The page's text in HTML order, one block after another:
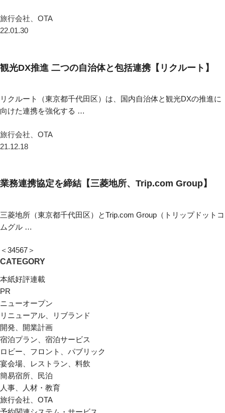
旅行会社、OTA
22.01.30
観光DX推進 二つの自治体と包括連携【リクルート】
リクルート（東京都千代田区）は、国内自治体と観光DXの推進に
向けた連携を強化する …
旅行会社、OTA
21.12.18
業務連携協定を締結【三菱地所、Trip.com Group】
三菱地所（東京都千代田区）とTrip.com Group（トリップドットコ
ムグル …
＜34567＞
CATEGORY
本紙好評連載
PR
ニューオープン
リニューアル、リブランド
開発、開業計画
宿泊プラン、宿泊サービス
ロビー、フロント、パブリック
宴会場、レストラン、料飲
簡易宿所、民泊
人事、人材・教育
旅行会社、OTA